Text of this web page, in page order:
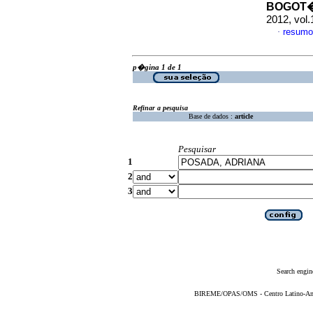
2012,
·
p�gina 1 de 1
Refinar a pesquisa
Base de dados : article
Pesquisar
1
2
3
Search
BIREME/OPAS/OMS - Centro Latino-